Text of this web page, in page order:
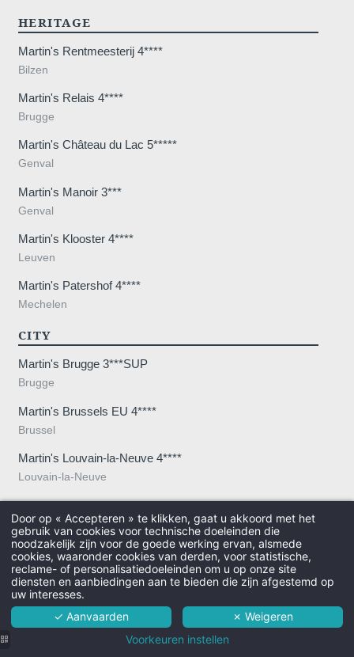
HERITAGE
Martin's Rentmeesterij 4****
Bilzen
Martin's Relais 4****
Brugge
Martin's Château du Lac 5*****
Genval
Martin's Manoir 3***
Genval
Martin's Klooster 4****
Leuven
Martin's Patershof 4****
Mechelen
CITY
Martin's Brugge 3***SUP
Brugge
Martin's Brussels EU 4****
Brussel
Martin's Louvain-la-Neuve 4****
Louvain-la-Neuve
Martin’s Agora City Resort
Louvain-la-Neuve
Martin's All Suites 4**** SUP
Louvain-la-Neuve
Martin's Dream Hotel 4****
Minimaal €10
Hotel
Kamers
Diensten
Door op « Accepteren » te klikken, gaat u akkoord met het
gebruik van cookies voor technische doeleinden die
noodzakelijk zijn voor de goede werking ervan, alsmede
cookies, waaronder cookies van derden, voor statistische,
reclame- of personalisatiedoeleinden om u op onze site
diensten en aanbiedingen aan te bieden die zijn afgestemd op
uw interesses.
✓ Aanvaarden
✗ Weigeren
Voorkeuren instellen